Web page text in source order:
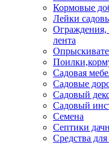
Кормовые
Лейки
Ограждения,
лента
Садовая
Садовые
Садовый
Садовый
Семена
Септики
Средства